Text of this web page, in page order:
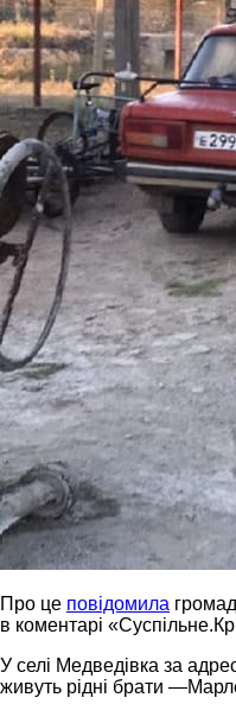
Про це повідомила
в коментарі
У селі Медведівка за
живуть рідні брати